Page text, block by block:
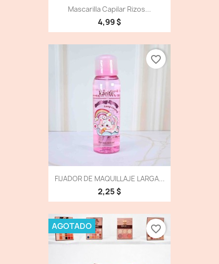
Mascarilla Capilar Rizos...
4,99 $
FIJADOR DE MAQUILLAJE LARGA...
2,25 $
favorite_border
AGOTADO favorite_border